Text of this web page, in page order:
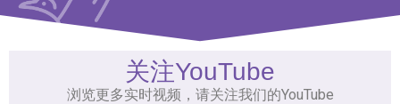
关注YouTube
浏览更多实时视频，请关注我们的YouTube